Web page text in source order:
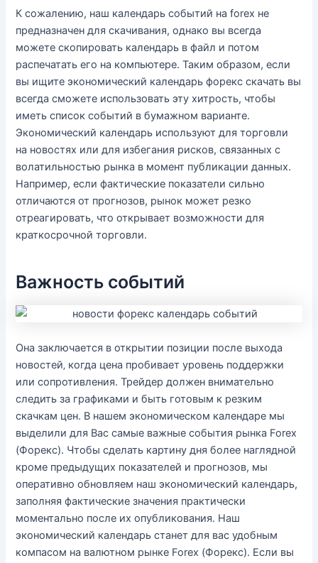
К сожалению, наш календарь событий на forex не
предназначен для скачивания, однако вы всегда
можете скопировать календарь в файл и потом
распечатать его на компьютере. Таким образом, если
вы ищите экономический календарь форекс скачать вы
всегда сможете использовать эту хитрость, чтобы
иметь список событий в бумажном варианте.
Экономический календарь используют для торговли
на новостях или для избегания рисков, связанных с
волатильностью рынка в момент публикации данных.
Например, если фактические показатели сильно
отличаются от прогнозов, рынок может резко
отреагировать, что открывает возможности для
краткосрочной торговли.
Важность событий
Она заключается в открытии позиции после выхода
новостей‚ когда цена пробивает уровень поддержки
или сопротивления. Трейдер должен внимательно
следить за графиками и быть готовым к резким
скачкам цен. В нашем экономическом календаре мы
выделили для Вас самые важные события рынка Forex
(Форекс). Чтобы сделать картину дня более наглядной
кроме предыдущих показателей и прогнозов, мы
оперативно обновляем наш экономический календарь,
заполняя фактические значения практически
моментально после их опубликования. Наш
экономический календарь станет для вас удобным
компасом на валютном рынке Forex (Форекс). Если вы